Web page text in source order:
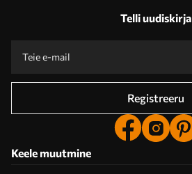
Telli uudiskirja
Registreeru
Keele muutmine